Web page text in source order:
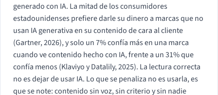
generado con IA. La mitad de los consumidores
estadounidenses prefiere darle su dinero a marcas que no
usan IA generativa en su contenido de cara al cliente
(Gartner, 2026), y solo un 7% confía más en una marca
cuando ve contenido hecho con IA, frente a un 31% que
confía menos (Klaviyo y Datalily, 2025). La lectura correcta
no es dejar de usar IA. Lo que se penaliza no es usarla, es
que se note: contenido sin voz, sin criterio y sin nadie